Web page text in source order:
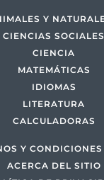
Y
CIENCIAS SOCIALES
CIENCIA
MATEMÁTICAS
IDIOMAS
LITERATURA
CALCULADORAS
Y CONDICIONES
ACERCA DEL SITIO